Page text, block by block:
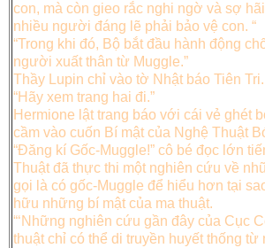
con, mà còn gieo rắc nghi ngờ và sợ
nhiều người đáng lẽ phải bảo vệ con. “
“Trong khi đó, Bộ bắt đầu hành động
người xuất thân từ Muggle.”
Thầy Lupin chỉ vào tờ Nhật báo Tiên Tri.
“Hãy xem trang hai đi.”
Hermione lật trang báo với cái vẻ ghét
cầm vào cuốn Bí mật của Nghệ Thuật
“Đăng kí Gốc-Muggle!” cô bé đọc lớn
Thuật đã thực thi một nghiên cứu về
gọi là có gốc-Muggle để hiểu hơn tại
hữu những bí mật của ma thuật.
“‘Những nghiên cứu gần đây của Cục
thuật chỉ có thể di truyền huyết thống